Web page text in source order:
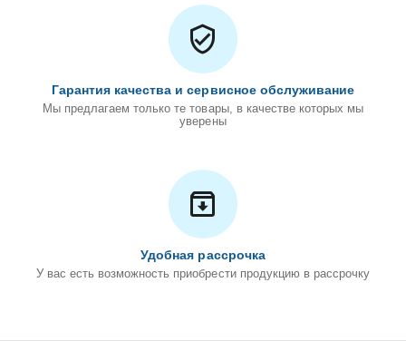
Гарантия качества и сервисное обслуживание
Мы предлагаем только те товары, в качестве которых мы
уверены
Удобная рассрочка
У вас есть возможность приобрести продукцию в рассрочку